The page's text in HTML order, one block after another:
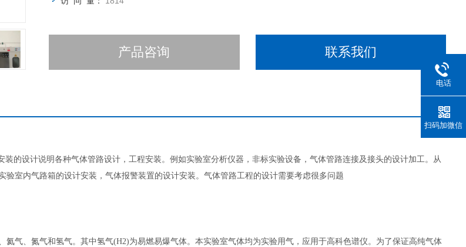
产品咨询 联系我们
的设计说明各种气体管路设计，工程安装。例如实验室分析仪器，非标实验设备，气体管路连接及接头的设计加工。从
验室内气路箱的设计安装，气体报警装置的设计安装。气体管路工程的设计需要考虑很多问题
气、氮气和氢气。其中氢气(H2)为易燃易爆气体。本实验室气体均为实验用气，应用于高科色谱仪。为了保证高纯气体
电话
扫码加微信